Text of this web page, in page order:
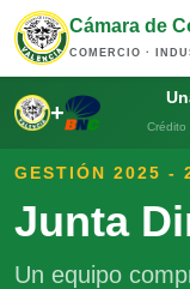
Cámara de
COMERCIO ·
+
Crédito
GESTIÓN 2025 -
Junta
Un equipo